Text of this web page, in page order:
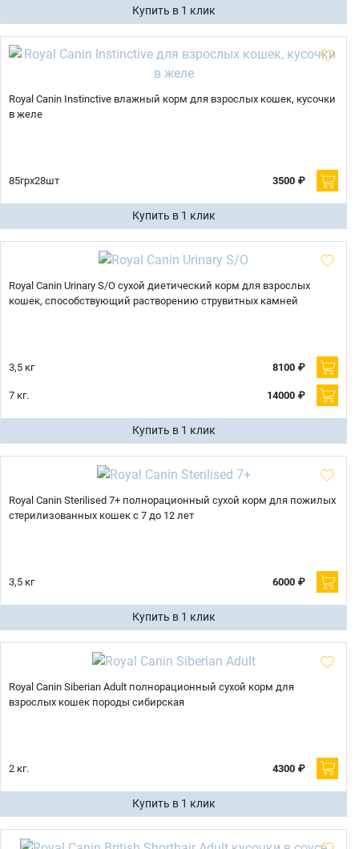
Купить в 1 клик
Royal Canin Instinctive влажный корм для взрослых кошек, кусочки
в желе
85грх28шт 3500 ₽
Купить в 1 клик
Royal Canin Urinary S/O сухой диетический корм для взрослых
кошек, способствующий растворению струвитных камней
3,5 кг 8100 ₽
7 кг. 14000 ₽
Купить в 1 клик
Royal Canin Sterilised 7+ полнорационный сухой корм для пожилых
стерилизованных кошек с 7 до 12 лет
3,5 кг 6000 ₽
Купить в 1 клик
Royal Canin Siberian Adult полнорационный сухой корм для
взрослых кошек породы сибирская
2 кг. 4300 ₽
Купить в 1 клик